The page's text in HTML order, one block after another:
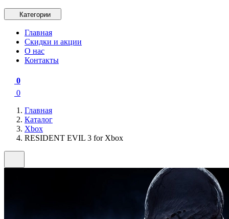
Категории
Главная
Скидки и акции
О нас
Контакты
0
0
Главная
Каталог
Xbox
RESIDENT EVIL 3 for Xbox